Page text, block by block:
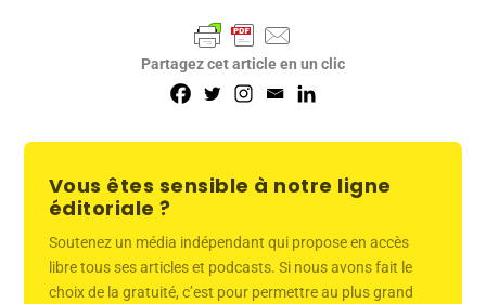
Partagez cet article en un clic
Vous êtes sensible à notre ligne
éditoriale ?
Soutenez un média indépendant qui propose en accès
libre tous ses articles et podcasts. Si nous avons fait le
choix de la gratuité, c’est pour permettre au plus grand